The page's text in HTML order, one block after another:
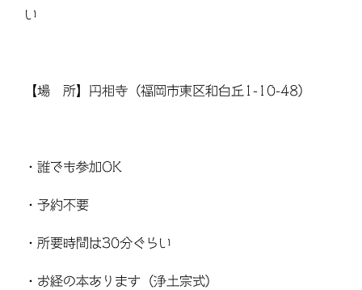
い
【場 所】円相寺（福岡市東区和白丘1-10-48）
・誰でも参加OK
・予約不要
・所要時間は30分ぐらい
・お経の本あります（浄土宗式）